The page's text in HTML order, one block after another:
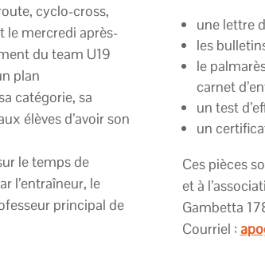
cyclo-cross,
le mercredi après-
du team U19
plan
catégorie, sa
élèves d’avoir son
le temps de
l’entraîneur, le
principal de
une lettre
les
le
carnet
un test
un
Ces pièces
et à
Gambetta
Courriel :